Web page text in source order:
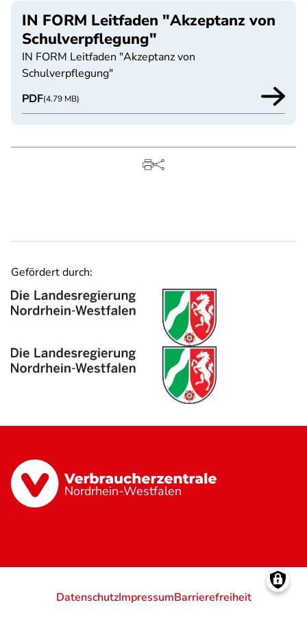
IN FORM Leitfaden "Akzeptanz von
Schulverpflegung"
IN FORM Leitfaden "Akzeptanz von
Schulverpflegung"
PDF(4.79 MB)
Gefördert durch:
Nordrhein-Westfalen
DatenschutzImpressumBarrierefreiheit